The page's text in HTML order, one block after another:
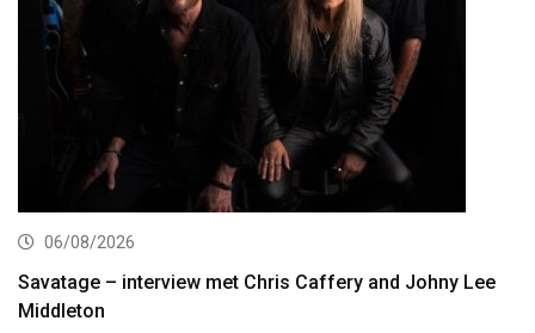
06/08/2026
Savatage – interview met Chris Caffery and Johny Lee
Middleton